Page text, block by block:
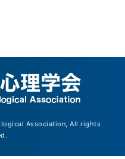
Association, All rights